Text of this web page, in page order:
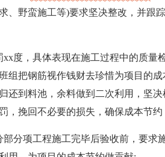
、野蛮施工等)要求坚决整改，并跟
xx度，具体表现在施工过程中的质量
组把钢筋视作钱财去珍惜为项目的
还到料池，余料做到二次利用，坚
，挽回不必要的损失，确保成本节
部分项工程施工完毕后验收前，要求